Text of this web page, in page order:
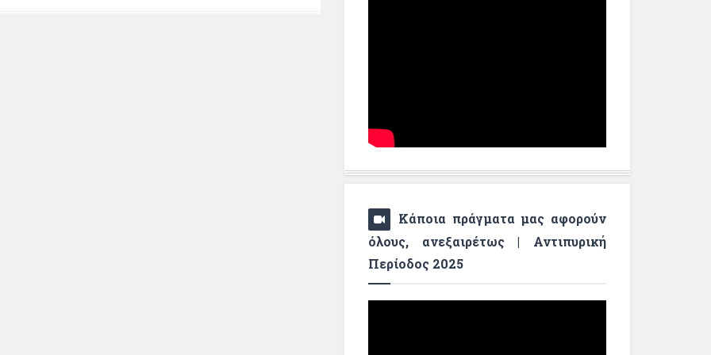
Κάποια πράγματα μας αφορούν
όλους, ανεξαιρέτως | Αντιπυρική
Περίοδος 2025